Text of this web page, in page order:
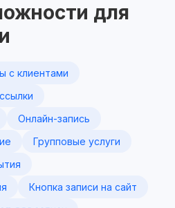
для
с клиентами
Онлайн-запись
Групповые услуги
Кнопка записи на сайт